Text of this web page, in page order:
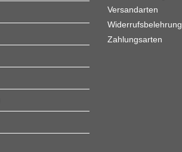
Versandarten
Widerrufsbelehrung
Zahlungsarten